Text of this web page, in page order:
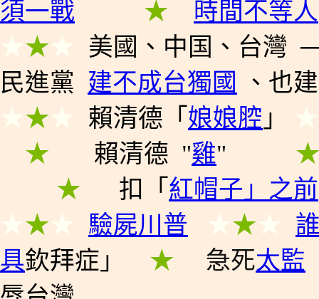
須一戰
★
時間不等人
★ 美國 、 中国 、 台灣
民進黨 建不成台獨國 、 也
★ 賴清德 「 娘娘腔 」
★ 賴清德 "雞"
★ 扣 「 紅帽子」之前
★ 驗屍川普 ★
具欽拜症」 ★ 急死太監